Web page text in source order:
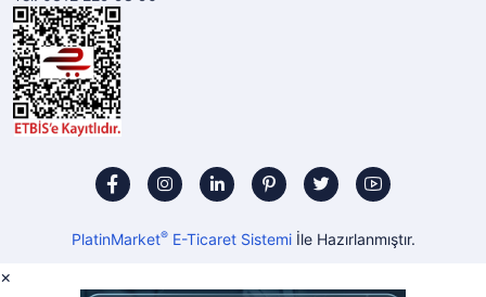
PlatinMarket®E-Ticaret Sistemiİle Hazırlanmıştır.
×